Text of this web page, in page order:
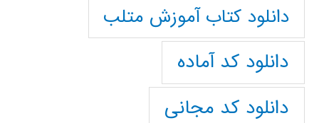
دانلود کتاب آموزش متلب
دانلود کد آماده
دانلود کد مجانی